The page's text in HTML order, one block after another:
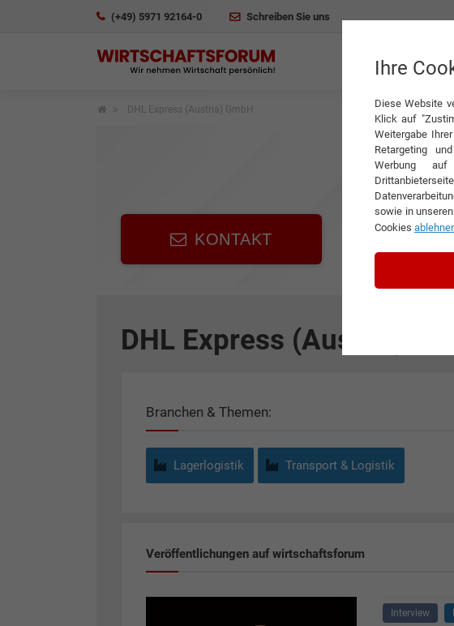
(+49) 5971 92164-0 Schreiben Sie uns
DHL Express (Austria) GmbH
KONTAKT
DHL Express (Austria)
Branchen & Themen:
Lagerlogistik Transport & Logistik
Veröffentlichungen auf wirtschaftsforum
Interview
Ihre
Diese Website
Klick auf
Weitergabe
Retargeting
Werbung
sowie in unseren
Cookies